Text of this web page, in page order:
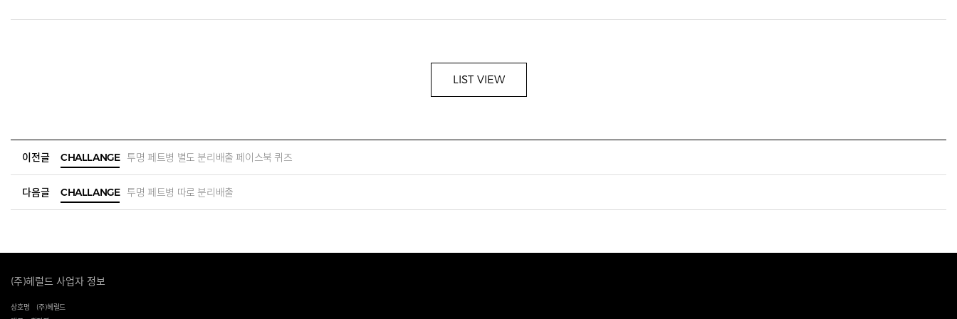
LIST VIEW
이전글 CHALLANGE 투명 페트병 별도 분리배출 페이스북 퀴즈
다음글 CHALLANGE 투명 페트병 따로 분리배출
(주)헤럴드 사업자 정보
상호명
(주)헤럴드